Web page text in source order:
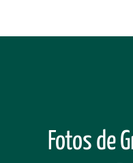
al
Fotos de